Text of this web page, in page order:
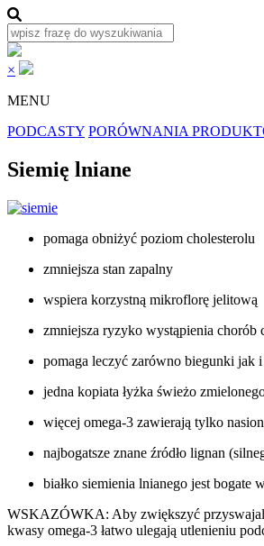
×
MENU
PODCASTY PORÓWNANIA
Siemię lniane
pomaga obniżyć poziom cholesterolu
zmniejsza stan zapalny
wspiera korzystną mikroflorę jelitową
zmniejsza ryzyko wystąpienia
pomaga leczyć zarówno biegunki jak
jedna kopiata łyżka świeżo
więcej omega-3 zawierają tylko
najbogatsze znane źródło lignan
białko siemienia lnianego jest bogate
WSKAZÓWKA: Aby zwiększyć
kwasy omega-3 łatwo ulegają utlenieniu